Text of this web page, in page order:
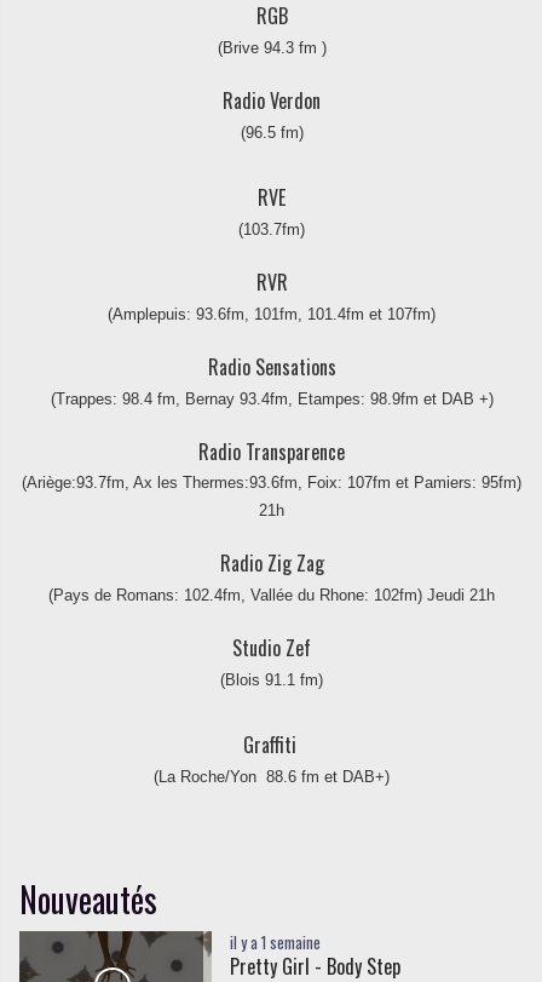
RGB
(Brive 94.3 fm )
Radio Verdon
(96.5 fm)
RVE
(103.7fm)
RVR
(Amplepuis: 93.6fm, 101fm, 101.4fm et 107fm)
Radio Sensations
(Trappes: 98.4 fm, Bernay 93.4fm, Etampes: 98.9fm et DAB +)
Radio Transparence
(Ariège:93.7fm, Ax les Thermes:93.6fm, Foix: 107fm et Pamiers: 95fm)
21h
Radio Zig Zag
(Pays de Romans: 102.4fm, Vallée du Rhone: 102fm) Jeudi 21h
Studio Zef
(Blois 91.1 fm)
Graffiti
(La Roche/Yon 88.6 fm et DAB+)
Nouveautés
il y a 1 semaine
Pretty Girl - Body Step